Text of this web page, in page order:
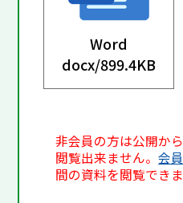
Word
docx/899.4KB
非会員の方は公開か
閲覧出来ません。会
間の資料を閲覧できま